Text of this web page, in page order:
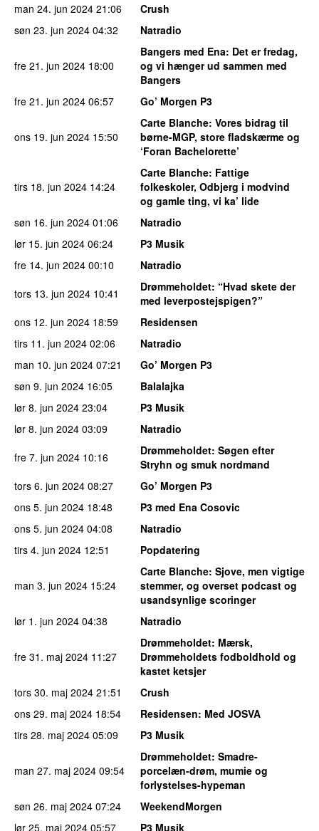
man 24. jun 2024 21:06
Crush
søn 23. jun 2024 04:32 Natradio
fre 21. jun 2024 18:00
Bangers med Ena: Det er fredag,
og vi hænger ud sammen med
Bangers
fre 21. jun 2024 06:57 Go’ Morgen P3
ons 19. jun 2024 15:50
Carte Blanche: Vores bidrag til
børne-MGP, store fladskærme og
‘Foran Bachelorette’
tirs 18. jun 2024 14:24
Carte Blanche: Fattige
folkeskoler, Odbjerg i modvind
og gamle ting, vi ka’ lide
søn 16. jun 2024 01:06
Natradio
lør 15. jun 2024 06:24
P3 Musik
fre 14. jun 2024 00:10
Natradio
tors 13. jun 2024 10:41 Drømmeholdet: “Hvad skete der
med leverpostejspigen?”
ons 12. jun 2024 18:59
Residensen
tirs 11. jun 2024 02:06
Natradio
man 10. jun 2024 07:21
Go’ Morgen P3
søn 9. jun 2024 16:05
Balalajka
lør 8. jun 2024 23:04
P3 Musik
lør 8. jun 2024 03:09
Natradio
fre 7. jun 2024 10:16 Drømmeholdet: Søgen efter
Stryhn og smuk nordmand
tors 6. jun 2024 08:27
Go’ Morgen P3
ons 5. jun 2024 18:48
P3 med Ena Cosovic
ons 5. jun 2024 04:08
Natradio
tirs 4. jun 2024 12:51 Popdatering
man 3. jun 2024 15:24
Carte Blanche: Sjove, men vigtige
stemmer, og overset podcast og
usandsynlige scoringer
lør 1. jun 2024 04:38 Natradio
fre 31. maj 2024 11:27
Drømmeholdet: Mærsk,
Drømmeholdets fodboldhold og
kastet ketsjer
tors 30. maj 2024 21:51
Crush
ons 29. maj 2024 18:54 Residensen: Med JOSVA
tirs 28. maj 2024 05:09 P3 Musik
man 27. maj 2024 09:54
Drømmeholdet: Smadre-
porcelæn-drøm, mumie og
forlystelses-hypeman
søn 26. maj 2024 07:24
WeekendMorgen
lør 25. maj 2024 05:57 P3 Musik